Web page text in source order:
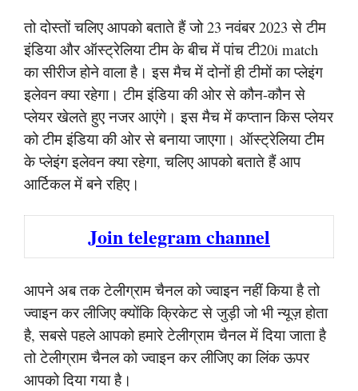
तो दोस्तों चलिए आपको बताते हैं जो 23 नवंबर 2023 से टीम
इंडिया और ऑस्ट्रेलिया टीम के बीच में पांच टी20i match
का सीरीज होने वाला है। इस मैच में दोनों ही टीमों का प्लेइंग
इलेवन क्या रहेगा। टीम इंडिया की ओर से कौन-कौन से
प्लेयर खेलते हुए नजर आएंगे। इस मैच में कप्तान किस प्लेयर
को टीम इंडिया की ओर से बनाया जाएगा। ऑस्ट्रेलिया टीम
के प्लेइंग इलेवन क्या रहेगा, चलिए आपको बताते हैं आप
आर्टिकल में बने रहिए।
Join telegram channel
आपने अब तक टेलीग्राम चैनल को ज्वाइन नहीं किया है तो
ज्वाइन कर लीजिए क्योंकि क्रिकेट से जुड़ी जो भी न्यूज़ होता
है, सबसे पहले आपको हमारे टेलीग्राम चैनल में दिया जाता है
तो टेलीग्राम चैनल को ज्वाइन कर लीजिए का लिंक ऊपर
आपको दिया गया है।